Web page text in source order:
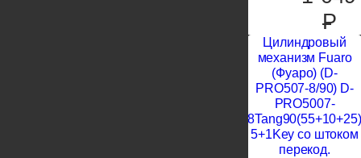
P
Цилиндровый
механизм Fuaro
(Фуаро) (D-
PRO507-8/90) D-
PRO5007-
8Tang90(55+10+25)
5+1Key со штоком
перекод.